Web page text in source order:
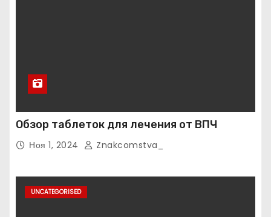
Обзор таблеток для лечения от ВПЧ
Ноя 1, 2024 Znakcomstva_
UNCATEGORISED